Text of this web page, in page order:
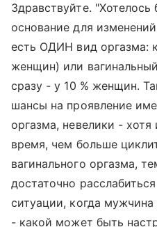
Здравствуйте.
основание для
есть ОДИН вид оргазма:
женщин) или
сразу - у 10 % женщин.
шансы на проявление
оргазма, невелики -
время, чем больше
вагинального оргазма,
достаточно
ситуации, когда
- какой может быть